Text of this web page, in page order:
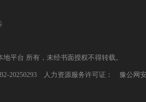
平台 所有，未经书面授权不得转载。
20250293 人力资源服务许可证： 豫公网